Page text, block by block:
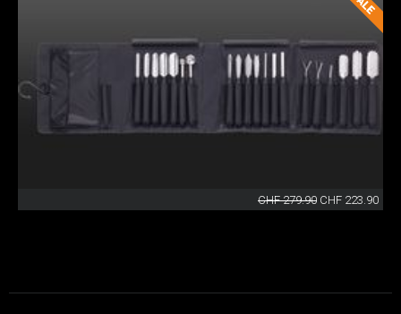
CHF 279.90 CHF 223.90